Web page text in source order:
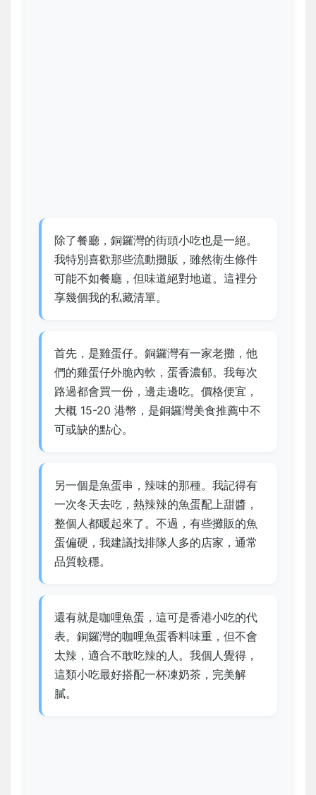
除了餐廳，銅鑼灣的街頭小吃也是一絕。
我特別喜歡那些流動攤販，雖然衛生條件
可能不如餐廳，但味道絕對地道。這裡分
享幾個我的私藏清單。
首先，是雞蛋仔。銅鑼灣有一家老攤，他
們的雞蛋仔外脆內軟，蛋香濃郁。我每次
路過都會買一份，邊走邊吃。價格便宜，
大概 15-20 港幣，是銅鑼灣美食推薦中不
可或缺的點心。
另一個是魚蛋串，辣味的那種。我記得有
一次冬天去吃，熱辣辣的魚蛋配上甜醬，
整個人都暖起來了。不過，有些攤販的魚
蛋偏硬，我建議找排隊人多的店家，通常
品質較穩。
還有就是咖哩魚蛋，這可是香港小吃的代
表。銅鑼灣的咖哩魚蛋香料味重，但不會
太辣，適合不敢吃辣的人。我個人覺得，
這類小吃最好搭配一杯凍奶茶，完美解
膩。